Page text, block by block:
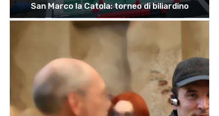
San Marco la Catola: torneo di biliardino